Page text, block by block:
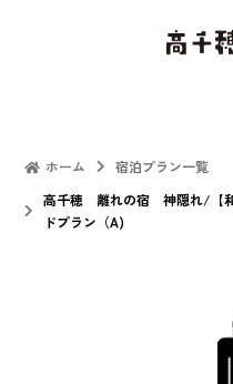
ホーム
宿泊プラン一覧
高千穂 離れの宿 神隠れ/【和
ドプラン（A)